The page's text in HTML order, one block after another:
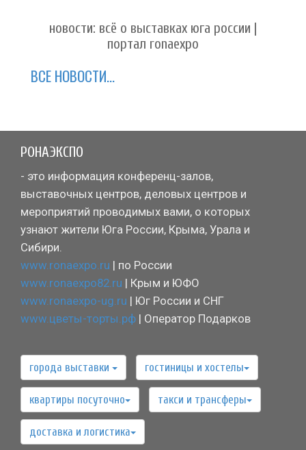
новости: всё о выставках юга россии |
портал ronaexpo
ВСЕ НОВОСТИ...
РОНАЭКСПО
- это информация конференц-залов,
выставочных центров, деловых центров и
мероприятий проводимых вами, о которых
узнают жители Юга России, Крыма, Урала и
Сибири.
www.ronaexpo.ru | по России
www.ronaexpo82.ru | Крым и ЮФО
www.ronaexpo-ug.ru | Юг России и СНГ
www.цветы-торты.рф | Оператор Подарков
города выставки гостиницы и хостелы
квартиры посуточно такси и трансферы
доставка и логистика